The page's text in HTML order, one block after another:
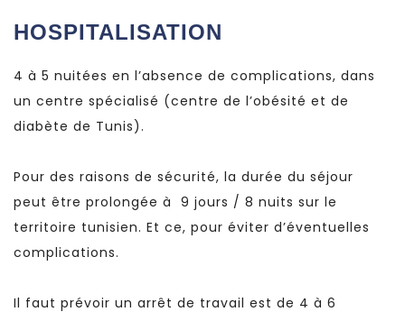
HOSPITALISATION
4 à 5 nuitées en l’absence de complications, dans
un centre spécialisé (centre de l’obésité et de
diabète de Tunis).
Pour des raisons de sécurité, la durée du séjour
peut être prolongée à 9 jours / 8 nuits sur le
territoire tunisien. Et ce, pour éviter d’éventuelles
complications.
Il faut prévoir un arrêt de travail est de 4 à 6